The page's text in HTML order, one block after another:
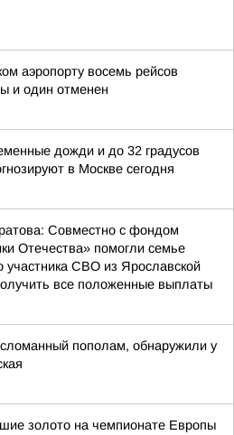
аэропорту восемь рейсов
и один отменен
дожди и до 32 градусов
в Москве сегодня
Совместно с фондом
Отечества» помогли семье
участника СВО из Ярославской
все положенные выплаты
пополам, обнаружили у
золото на чемпионате Европы